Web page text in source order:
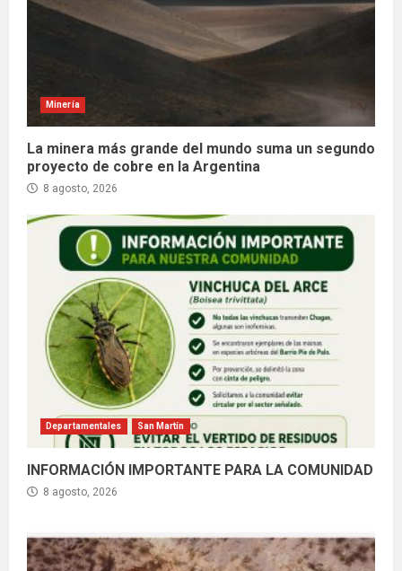
Minería
La minera más grande del mundo suma un segundo
proyecto de cobre en la Argentina
8 agosto, 2026
Departamentales San Martín
INFORMACIÓN IMPORTANTE PARA LA COMUNIDAD
8 agosto, 2026